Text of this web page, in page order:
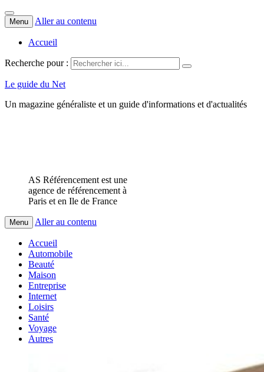
Menu Aller au contenu
Accueil
Recherche pour :
Le guide du Net
Un magazine généraliste et un guide d'informations et d'actualités
AS Référencement est une
agence de référencement à
Paris et en Ile de France
Menu Aller au contenu
Accueil
Automobile
Beauté
Maison
Entreprise
Internet
Loisirs
Santé
Voyage
Autres